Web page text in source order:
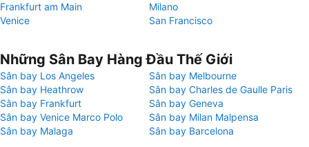
Frankfurt am Main
Milano
Venice
San Francisco
Những Sân Bay Hàng Đầu Thế Giới
Sân bay Los Angeles
Sân bay Melbourne
Sân bay Heathrow
Sân bay Charles de Gaulle Paris
Sân bay Frankfurt
Sân bay Geneva
Sân bay Venice Marco Polo
Sân bay Milan Malpensa
Sân bay Malaga
Sân bay Barcelona